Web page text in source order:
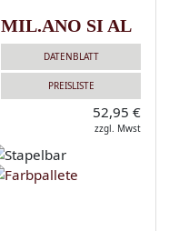
MIL.ANO SI AL
DATENBLATT
PREISLISTE
52,95 €
zzgl. Mwst